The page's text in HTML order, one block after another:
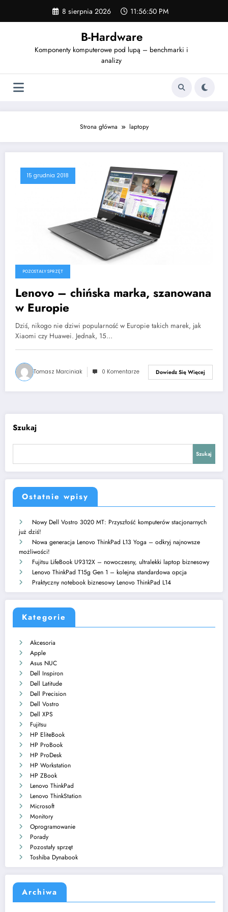
content
8 sierpnia 2026 11:56:50 PM
B-Hardware
Komponenty komputerowe pod lupą – benchmarki i
analizy
Strona główna laptopy
15 grudnia 2018
POZOSTAŁY SPRZĘT
Lenovo – chińska marka, szanowana
w Europie
Dziś, nikogo nie dziwi popularność w Europie takich marek, jak
Xiaomi czy Huawei. Jednak, 15…
Tomasz Marciniak 0 Komentarze Dowiedz Się Więcej
Szukaj
Szukaj
Ostatnie wpisy
Nowy Dell Vostro 3020 MT: Przyszłość komputerów stacjonarnych
już dziś!
Nowa generacja Lenovo ThinkPad L13 Yoga – odkryj najnowsze
możliwości!
Fujitsu LifeBook U9312X – nowoczesny, ultralekki laptop biznesowy
Lenovo ThinkPad T15g Gen 1 – kolejna standardowa opcja
Praktyczny notebook biznesowy Lenovo ThinkPad L14
Kategorie
Akcesoria
Apple
Asus NUC
Dell Inspiron
Dell Latitude
Dell Precision
Dell Vostro
Dell XPS
Fujitsu
HP EliteBook
HP ProBook
HP ProDesk
HP Workstation
HP ZBook
Lenovo ThinkPad
Lenovo ThinkStation
Microsoft
Monitory
Oprogramowanie
Porady
Pozostały sprzęt
Toshiba Dynabook
Archiwa